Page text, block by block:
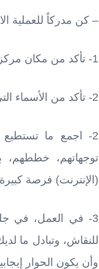
– كن مدركاً للعملية
1- تأكد من مكان مركز الاقتراع المسجل به (لمعرفة مركزك الانتخابي اضغط
2- تأكد من الأسماء التي تترشح عن دائرتك قبل تاريخ الانتخاب (
2- اجمع ما
توجهاتهم، خططهم،
(الإنترنت) فرصة
3- في العمل، في
للنقاش، وتبادل ما
وأن يكون الحوار